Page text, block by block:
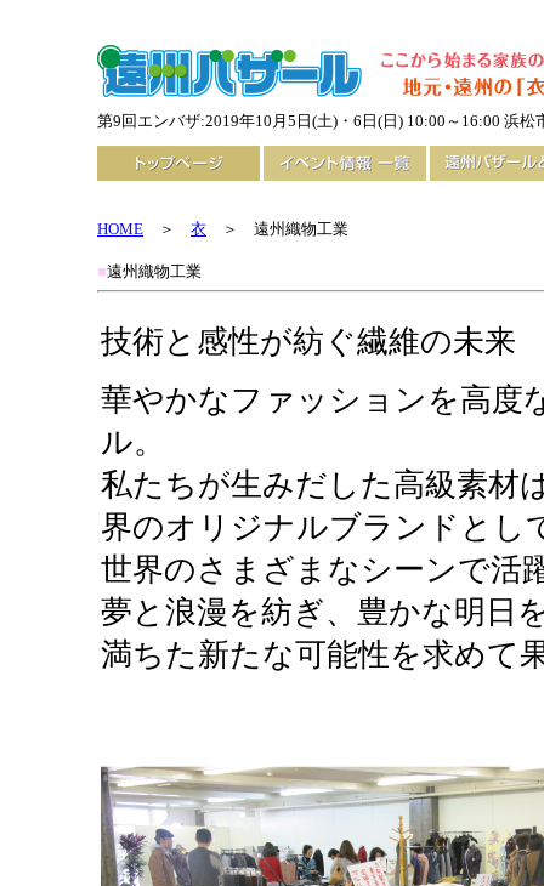
第9回エンバザ:2019年10月5日(土)・6日(日) 10:00～16:00 浜松
HOME ＞ 衣 ＞ 遠州織物工業
■遠州織物工業
技術と感性が紡ぐ繊維の未来
華やかなファッションを高度
ル。
私たちが生みだした高級素材
界のオリジナルブランドとし
世界のさまざまなシーンで活
夢と浪漫を紡ぎ、豊かな明日
満ちた新たな可能性を求めて